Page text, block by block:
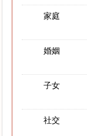
家庭
婚姻
子女
社交